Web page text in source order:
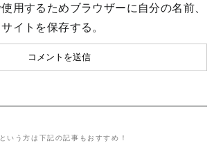
用するためブラウザーに自分の名前、
イトを保存する。
いう方は下記の記事もおすすめ！